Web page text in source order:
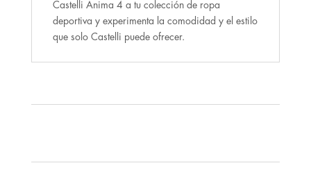
Castelli Anima 4 a tu colección de ropa
deportiva y experimenta la comodidad y el estilo
que solo Castelli puede ofrecer.